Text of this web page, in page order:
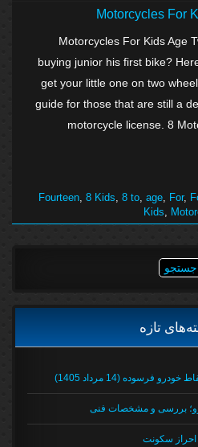
8 Motorcycles For Kids
buying junior his first bike?
get your little one on two
guide for those that are still a
motorcycle license. 8
,8 Kids ,8 to,age,For
Kids,
تازه
(14 مرداد 1405)
سکونت